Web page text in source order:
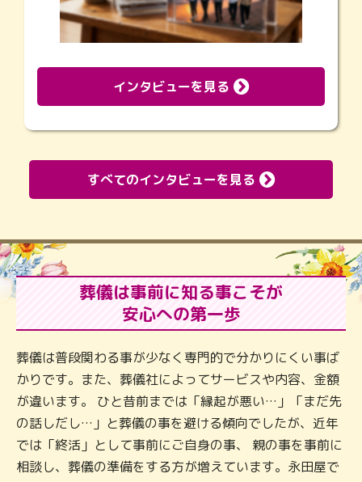
インタビューを見る
すべてのインタビューを見る
葬儀は事前に知る事こそが
安心への第一歩
葬儀は普段関わる事が少なく専門的で分かりにくい事ば
かりです。また、葬儀社によってサービスや内容、金額
が違います。 ひと昔前までは「縁起が悪い…」「まだ先
の話しだし…」と葬儀の事を避ける傾向でしたが、近年
では「終活」として事前にご自身の事、 親の事を事前に
相談し、葬儀の準備をする方が増えています。永田屋で